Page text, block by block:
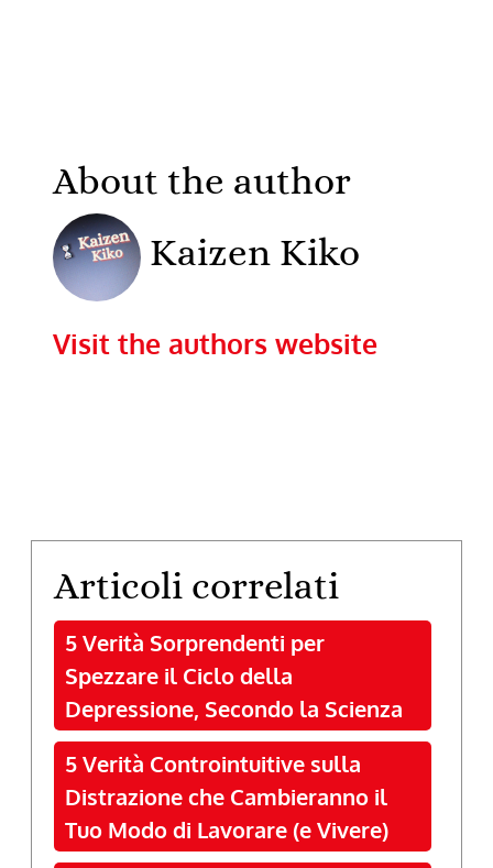
About the author
Kaizen Kiko
Visit the authors website
Articoli correlati
5 Verità Sorprendenti per
Spezzare il Ciclo della
Depressione, Secondo la Scienza
5 Verità Controintuitive sulla
Distrazione che Cambieranno il
Tuo Modo di Lavorare (e Vivere)